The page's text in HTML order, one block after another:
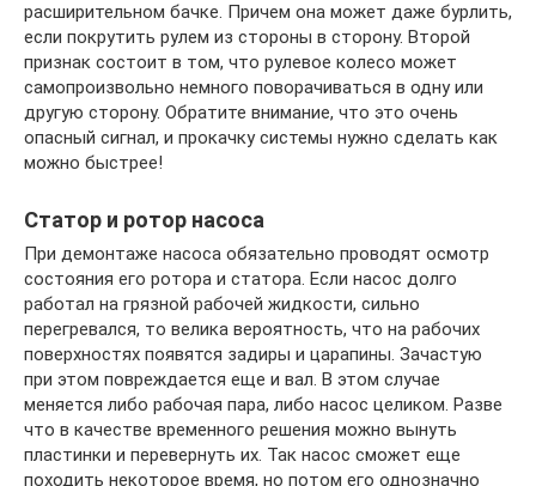
расширительном бачке. Причем она может даже бурлить,
если покрутить рулем из стороны в сторону. Второй
признак состоит в том, что рулевое колесо может
самопроизвольно немного поворачиваться в одну или
другую сторону. Обратите внимание, что это очень
опасный сигнал, и прокачку системы нужно сделать как
можно быстрее!
Статор и ротор насоса
При демонтаже насоса обязательно проводят осмотр
состояния его ротора и статора. Если насос долго
работал на грязной рабочей жидкости, сильно
перегревался, то велика вероятность, что на рабочих
поверхностях появятся задиры и царапины. Зачастую
при этом повреждается еще и вал. В этом случае
меняется либо рабочая пара, либо насос целиком. Разве
что в качестве временного решения можно вынуть
пластинки и перевернуть их. Так насос сможет еще
походить некоторое время, но потом его однозначно